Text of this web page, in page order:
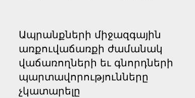
Ապրանքների միջազգային
առքուվաճառքի ժամանակ
վաճառողների եւ գնորդների
պարտավորությունները
չկատարելը